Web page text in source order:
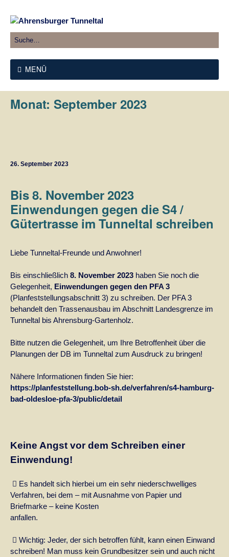
MENÜ
Monat: September 2023
26. September 2023
Bis 8. November 2023
Einwendungen gegen die S4 /
Gütertrasse im Tunneltal schreiben
Liebe Tunneltal-Freunde und Anwohner!
Bis einschließlich 8. November 2023 haben Sie noch die
Gelegenheit, Einwendungen gegen den PFA 3
(Planfeststellungsabschnitt 3) zu schreiben. Der PFA 3
behandelt den Trassenausbau im Abschnitt Landesgrenze im
Tunneltal bis Ahrensburg-Gartenholz.
Bitte nutzen die Gelegenheit, um Ihre Betroffenheit über die
Planungen der DB im Tunneltal zum Ausdruck zu bringen!
Nähere Informationen finden Sie hier:
https://planfeststellung.bob-sh.de/verfahren/s4-hamburg-
bad-oldesloe-pfa-3/public/detail
Keine Angst vor dem Schreiben einer
Einwendung!
 Es handelt sich hierbei um ein sehr niederschwelliges
Verfahren, bei dem – mit Ausnahme von Papier und
Briefmarke – keine Kosten
anfallen.
 Wichtig: Jeder, der sich betroffen fühlt, kann einen Einwand
schreiben! Man muss kein Grundbesitzer sein und auch nicht